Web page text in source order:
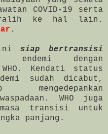
COVID-19 serta
ke hal lain.
.
inisiap bertransisi
dengan
Kendati status
sudah dicabut,
WHO juga
masa transisi untuk
panjang.